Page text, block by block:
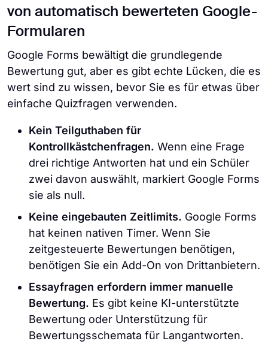
von automatisch bewerteten Google-
Formularen
Google Forms bewältigt die grundlegende
Bewertung gut, aber es gibt echte Lücken, die es
wert sind zu wissen, bevor Sie es für etwas über
einfache Quizfragen verwenden.
Kein Teilguthaben für
Kontrollkästchenfragen. Wenn eine Frage
drei richtige Antworten hat und ein Schüler
zwei davon auswählt, markiert Google Forms
sie als null.
Keine eingebauten Zeitlimits. Google Forms
hat keinen nativen Timer. Wenn Sie
zeitgesteuerte Bewertungen benötigen,
benötigen Sie ein Add-On von Drittanbietern.
Essayfragen erfordern immer manuelle
Bewertung. Es gibt keine KI-unterstützte
Bewertung oder Unterstützung für
Bewertungsschemata für Langantworten.